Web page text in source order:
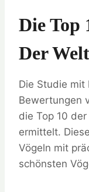
Die Top
Der Welt
Die Studie
Bewertungen
die Top 10
ermittelt.
Vögeln mit
schönsten